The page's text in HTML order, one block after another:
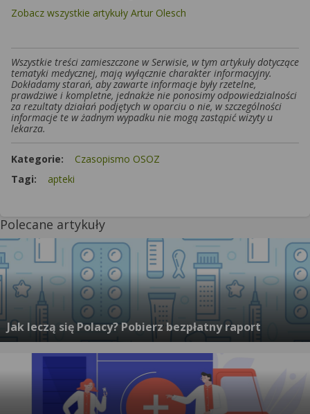
Zobacz wszystkie artykuły Artur Olesch
Wszystkie treści zamieszczone w Serwisie, w tym artykuły dotyczące
tematyki medycznej, mają wyłącznie charakter informacyjny.
Dokładamy starań, aby zawarte informacje były rzetelne,
prawdziwe i kompletne, jednakże nie ponosimy odpowiedzialności
za rezultaty działań podjętych w oparciu o nie, w szczególności
informacje te w żadnym wypadku nie mogą zastąpić wizyty u
lekarza.
Kategorie:
Czasopismo OSOZ
Tagi:
apteki
Polecane artykuły
Jak leczą się Polacy? Pobierz bezpłatny raport